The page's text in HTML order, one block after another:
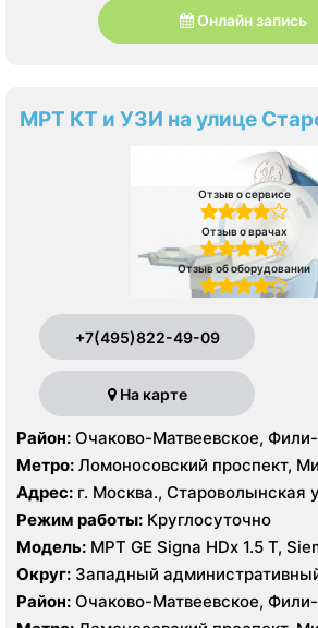
Онлайн запись
МРТ КТ и УЗИ на улице
Отзыв о сервисе
Отзыв о врачах
Отзыв об оборудовании
+7(495)822-49-09
На карте
Район: Очаково-Матвеевское,
Метро: Ломоносовский проспект,
Славянский бульвар
Адрес: г. Москва., Староволынская
Режим работы: Круглосуточно
Модель: МРТ GE Signa HDx 1.5 T,
Harmony 1.0 Т, КТ GE Healthcare
среза, GE Healthcare BrightSpeed 16
Hitachi Hi Vision Preirus, GE Voluson
Округ: Западный
Район: Очаково-Матвеевское,